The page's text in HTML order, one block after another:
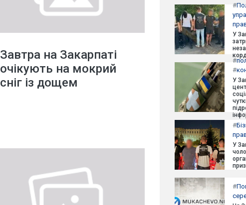
Завтра на Закарпаті
очікують на мокрий
сніг із дощем
#
У
#
#
У
#
У
#